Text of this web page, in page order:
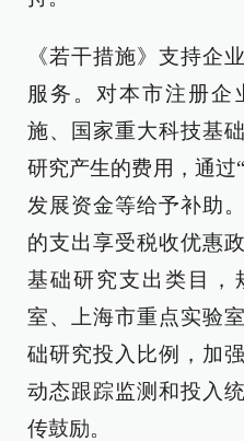
《若干措施》支持企
服务。对本市注册企
施、国家重大科技基
研究产生的费用，通过
发展资金等给予补助
的支出享受税收优惠
基础研究支出类目，
室、上海市重点实验
础研究投入比例，加
动态跟踪监测和投入
传鼓励。